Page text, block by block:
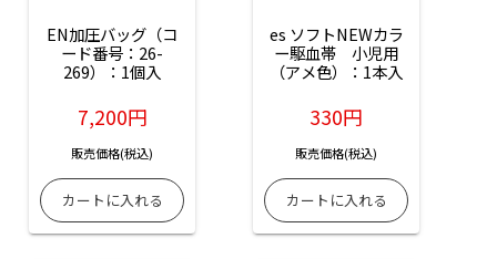
EN加圧バッグ（コ
ード番号：26-
269）：1個入
7,200円
販売価格(税込)
es ソフトNEWカラ
ー駆血帯　小児用
（アメ色）：1本入
330円
販売価格(税込)